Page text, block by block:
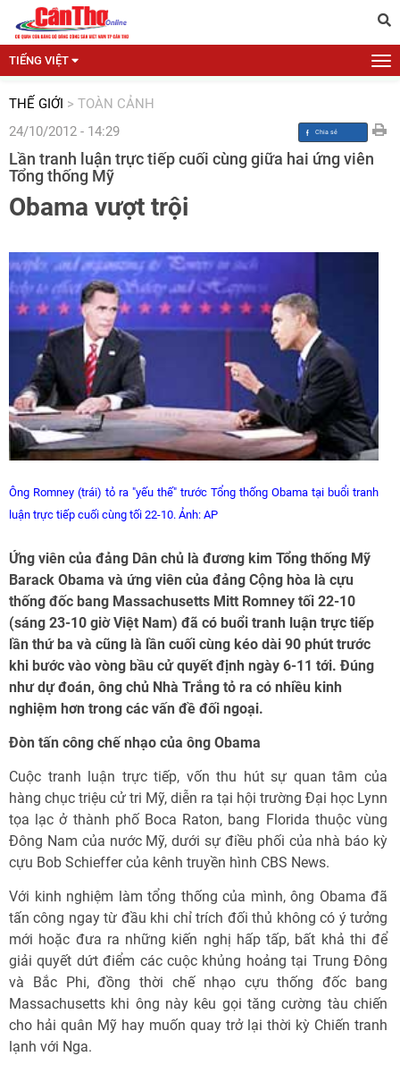
TIẾNG VIỆT
THẾ GIỚI > TOÀN CẢNH
24/10/2012 - 14:29
Lần tranh luận trực tiếp cuối cùng giữa hai ứng viên
Tổng thống Mỹ
Obama vượt trội
Ông Romney (trái) tỏ ra "yếu thế" trước Tổng thống Obama tại buổi tranh
luận trực tiếp cuối cùng tối 22-10. Ảnh: AP
Ứng viên của đảng Dân chủ là đương kim Tổng thống Mỹ
Barack Obama và ứng viên của đảng Cộng hòa là cựu
thống đốc bang Massachusetts Mitt Romney tối 22-10
(sáng 23-10 giờ Việt Nam) đã có buổi tranh luận trực tiếp
lần thứ ba và cũng là lần cuối cùng kéo dài 90 phút trước
khi bước vào vòng bầu cử quyết định ngày 6-11 tới. Đúng
như dự đoán, ông chủ Nhà Trắng tỏ ra có nhiều kinh
nghiệm hơn trong các vấn đề đối ngoại.
Đòn tấn công chế nhạo của ông Obama
Cuộc tranh luận trực tiếp, vốn thu hút sự quan tâm của
hàng chục triệu cử tri Mỹ, diễn ra tại hội trường Đại học Lynn
tọa lạc ở thành phố Boca Raton, bang Florida thuộc vùng
Đông Nam của nước Mỹ, dưới sự điều phối của nhà báo kỳ
cựu Bob Schieffer của kênh truyền hình CBS News.
Với kinh nghiệm làm tổng thống của mình, ông Obama đã
tấn công ngay từ đầu khi chỉ trích đối thủ không có ý tưởng
mới hoặc đưa ra những kiến nghị hấp tấp, bất khả thi để
giải quyết dứt điểm các cuộc khủng hoảng tại Trung Đông
và Bắc Phi, đồng thời chế nhạo cựu thống đốc bang
Massachusetts khi ông này kêu gọi tăng cường tàu chiến
cho hải quân Mỹ hay muốn quay trở lại thời kỳ Chiến tranh
lạnh với Nga.